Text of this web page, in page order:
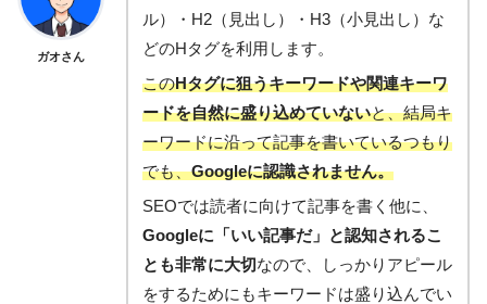
ガオさん
ル）・H2（見出し）・H3（小見出し）な
どのHタグを利用します。
このHタグに狙うキーワードや関連キーワ
ードを自然に盛り込めていないと、結局キ
ーワードに沿って記事を書いているつもり
でも、Googleに認識されません。
SEOでは読者に向けて記事を書く他に、
Googleに「いい記事だ」と認知されるこ
とも非常に大切なので、しっかりアピール
をするためにもキーワードは盛り込んでい